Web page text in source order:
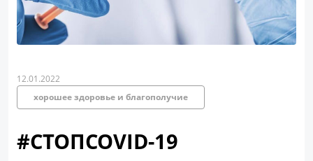
12.01.2022
хорошее здоровье и благополучие
#СТОПCOVID-19